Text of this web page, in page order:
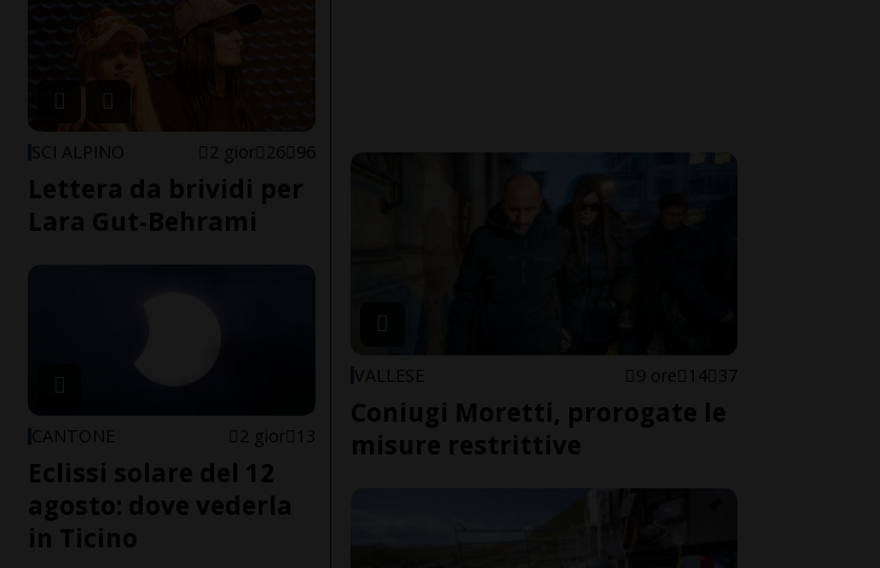
SCI ALPINO 2 gior 26 96
Lettera da brividi per
Lara Gut-Behrami
CANTONE 2 gior 13
Eclissi solare del 12
agosto: dove vederla
in Ticino
VALLESE 9 ore 14 37
Coniugi Moretti, prorogate le
misure restrittive